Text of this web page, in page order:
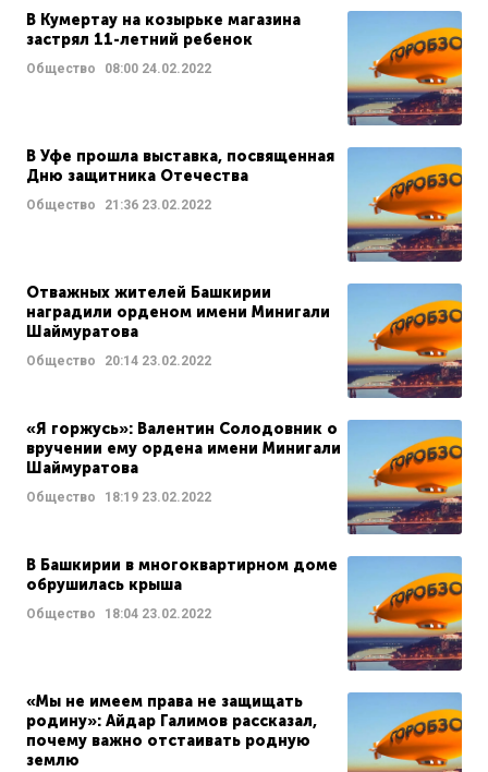
В Кумертау на козырьке магазина
застрял 11-летний ребенок
Общество 08:00 24.02.2022
В Уфе прошла выставка, посвященная
Дню защитника Отечества
Общество 21:36 23.02.2022
Отважных жителей Башкирии
наградили орденом имени Минигали
Шаймуратова
Общество 20:14 23.02.2022
«Я горжусь»: Валентин Солодовник о
вручении ему ордена имени Минигали
Шаймуратова
Общество 18:19 23.02.2022
В Башкирии в многоквартирном доме
обрушилась крыша
Общество 18:04 23.02.2022
«Мы не имеем права не защищать
родину»: Айдар Галимов рассказал,
почему важно отстаивать родную
землю